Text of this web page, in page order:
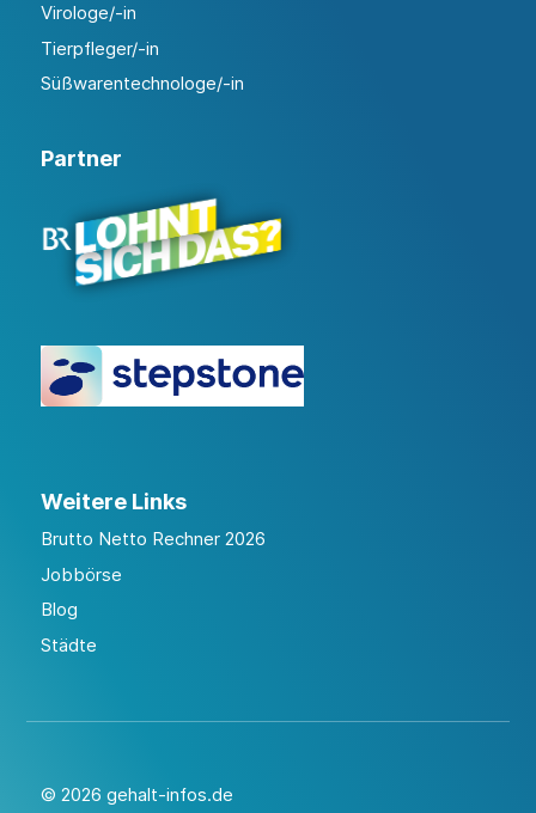
Virologe/-in
Tierpfleger/-in
Süßwarentechnologe/-in
Partner
Weitere Links
Brutto Netto Rechner 2026
Jobbörse
Blog
Städte
© 2026 gehalt-infos.de